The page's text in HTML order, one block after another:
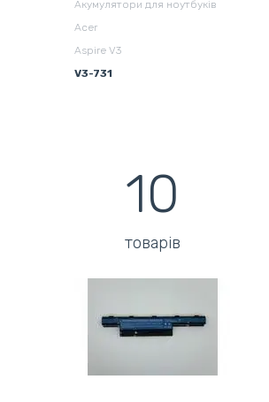
Акумулятори для ноутбуків
Acer
Aspire V3
V3-731
10
товарів